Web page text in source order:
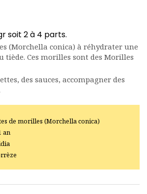
(15 avis)
soit 2 à 4 parts.
(Morchella conica) à réhydrater une
tiède. Ces morilles sont des Morilles
des sauces, accompagner des
de morilles (Morchella conica)
an